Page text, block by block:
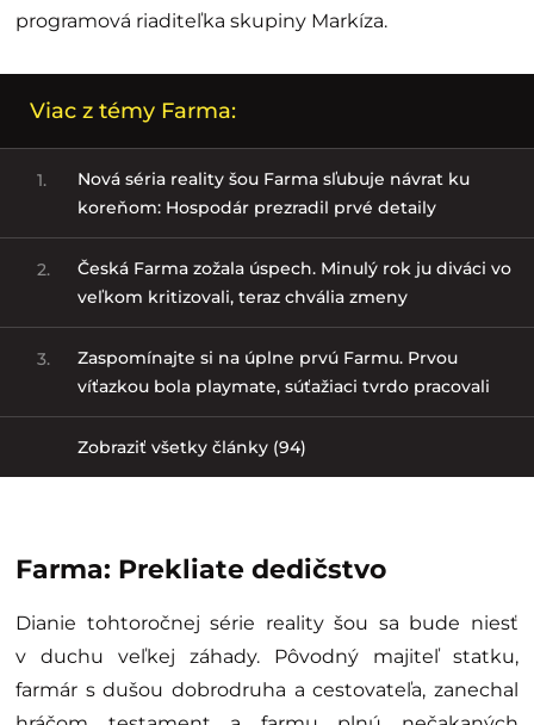
programová riaditeľka skupiny Markíza.
Viac z témy Farma:
1.
Nová séria reality šou Farma sľubuje návrat ku
koreňom: Hospodár prezradil prvé detaily
2.
Česká Farma zožala úspech. Minulý rok ju diváci vo
veľkom kritizovali, teraz chvália zmeny
3.
Zaspomínajte si na úplne prvú Farmu. Prvou
víťazkou bola playmate, súťažiaci tvrdo pracovali
Zobraziť všetky články (94)
Farma: Prekliate dedičstvo
Dianie tohtoročnej série reality šou sa bude niesť
v duchu veľkej záhady. Pôvodný majiteľ statku,
farmár s dušou dobrodruha a cestovateľa, zanechal